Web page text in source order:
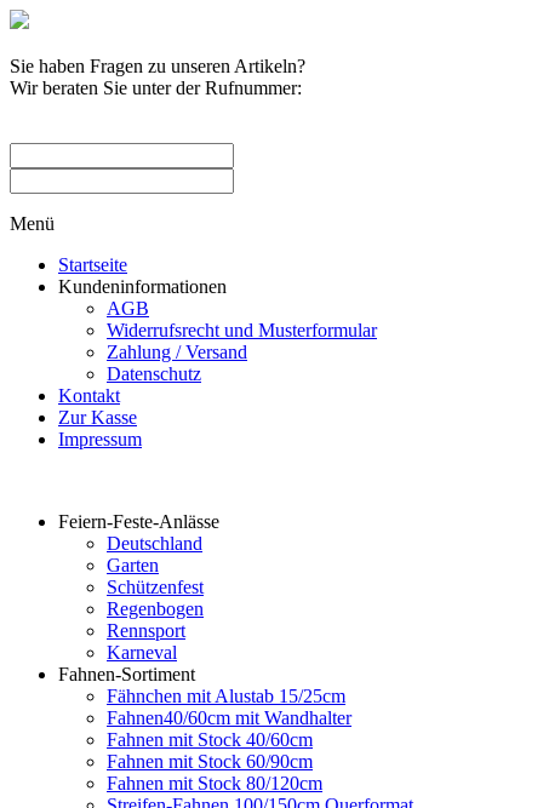
Sie haben Fragen zu unseren Artikeln?
Wir beraten Sie unter der Rufnummer:
Menü
Startseite
Kundeninformationen
AGB
Widerrufsrecht und Musterformular
Zahlung / Versand
Datenschutz
Kontakt
Zur Kasse
Impressum
Feiern-Feste-Anlässe
Deutschland
Garten
Schützenfest
Regenbogen
Rennsport
Karneval
Fahnen-Sortiment
Fähnchen mit Alustab 15/25cm
Fahnen40/60cm mit Wandhalter
Fahnen mit Stock 40/60cm
Fahnen mit Stock 60/90cm
Fahnen mit Stock 80/120cm